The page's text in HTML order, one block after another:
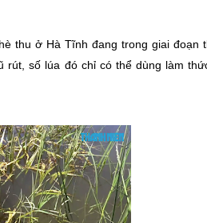
thu ở Hà Tĩnh đang trong giai đoạn
số lúa đó chỉ có thể dùng làm